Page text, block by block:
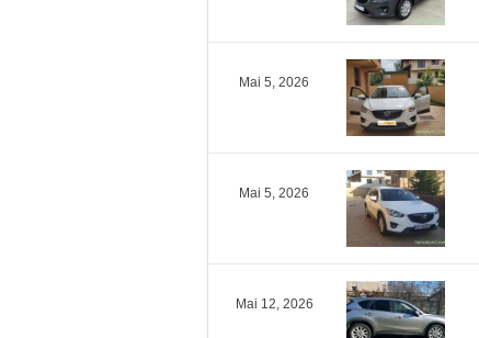
Mai 5, 2026
Mai 5, 2026
Mai 12, 2026